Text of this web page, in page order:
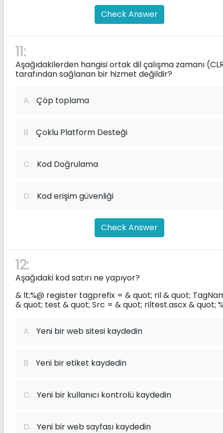
Check Answer
11:
Aşağıdakilerden hangisi ortak dil çalışma zamanı
tarafından sağlanan bir hizmet değildir?
A. Çöp toplama
B. Çoklu Platform Desteği
C. Kod Doğrulama
D. Kod erişim güvenliği
Check Answer
12:
Aşağıdaki kod satırı ne yapıyor?
& lt;%@ register tagprefix = & quot; ril & quot;
& quot; test & quot; Src = & quot; riltest.ascx & quot;
A. Yeni bir web sitesi kaydedin
B. Yeni bir etiket kaydedin
C. Yeni bir kullanıcı kontrolü kaydedin
D. Yeni bir web sayfası kaydedin